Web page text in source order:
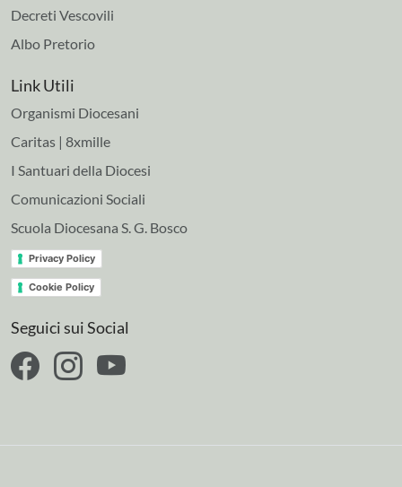
Decreti Vescovili
Albo Pretorio
Link Utili
Organismi Diocesani
Caritas | 8xmille
I Santuari della Diocesi
Comunicazioni Sociali
Scuola Diocesana S. G. Bosco
Privacy Policy
Cookie Policy
Seguici sui Social